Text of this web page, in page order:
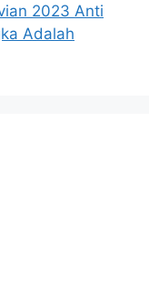
2023 Anti
Adalah